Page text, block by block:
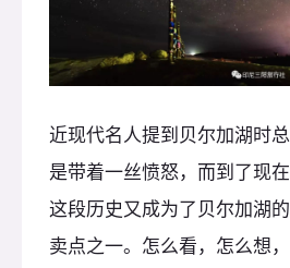
近现代名人提到贝尔加湖时总
是带着一丝愤怒，而到了现在
这段历史又成为了贝尔加湖的
卖点之一。怎么看，怎么想，